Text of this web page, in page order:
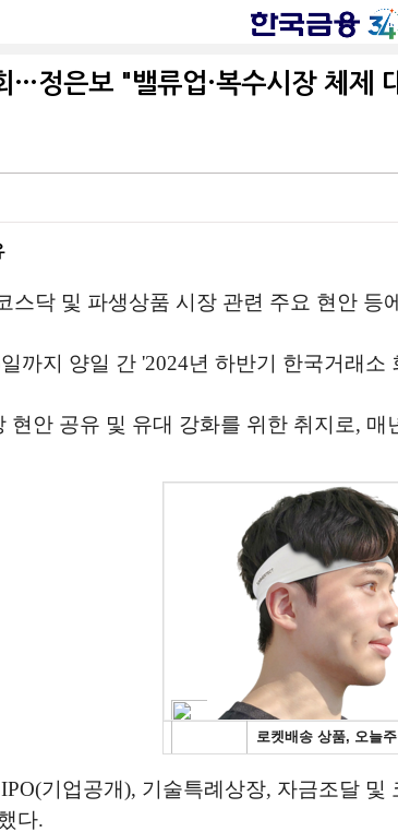
…정은보 "밸류업·복수시장 체제
닥 및 파생상품 시장 관련 주요 현안 등
까지 양일 간 '2024년 하반기 한국거래
안 공유 및 유대 강화를 위한 취지로, 매
기업공개), 기술특례상장, 자금조달
다.